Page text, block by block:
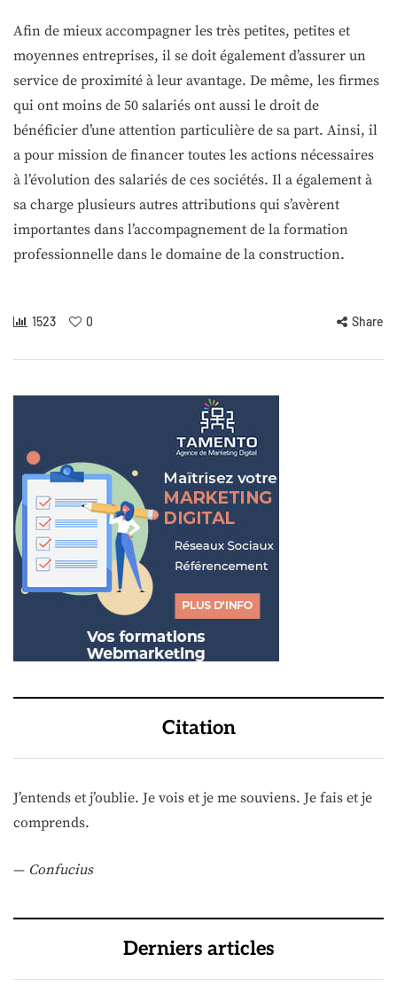
Afin de mieux accompagner les très petites, petites et
moyennes entreprises, il se doit également d’assurer un
service de proximité à leur avantage. De même, les firmes
qui ont moins de 50 salariés ont aussi le droit de
bénéficier d’une attention particulière de sa part. Ainsi, il
a pour mission de financer toutes les actions nécessaires
à l’évolution des salariés de ces sociétés. Il a également à
sa charge plusieurs autres attributions qui s’avèrent
importantes dans l’accompagnement de la formation
professionnelle dans le domaine de la construction.
1523 0 Share
Citation
J’entends et j’oublie. Je vois et je me souviens. Je fais et je
comprends.
— Confucius
Derniers articles